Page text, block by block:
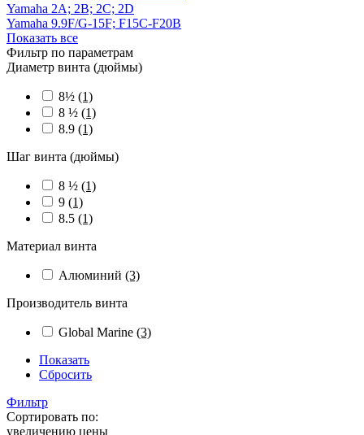
Yamaha 2A; 2B; 2C; 2D
Yamaha 9.9F/G-15F; F15C-F20B
Показать все
Фильтр по параметрам
Диаметр винта (дюймы)
8½ (1)
8 ½ (1)
8.9 (1)
Шаг винта (дюймы)
8 ½ (1)
9 (1)
8.5 (1)
Материал винта
Алюминий (3)
Производитель винта
Global Marine (3)
Показать
Сбросить
Фильтр
Сортировать по:
увеличению цены